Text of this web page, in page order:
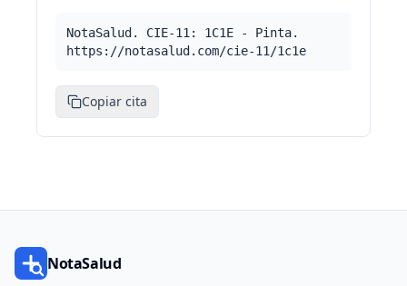
NotaSalud. CIE-11: 1C1E - Pinta.
https://notasalud.com/cie-11/1c1e
Copiar cita
NotaSalud